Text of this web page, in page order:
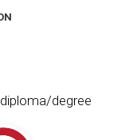
degree